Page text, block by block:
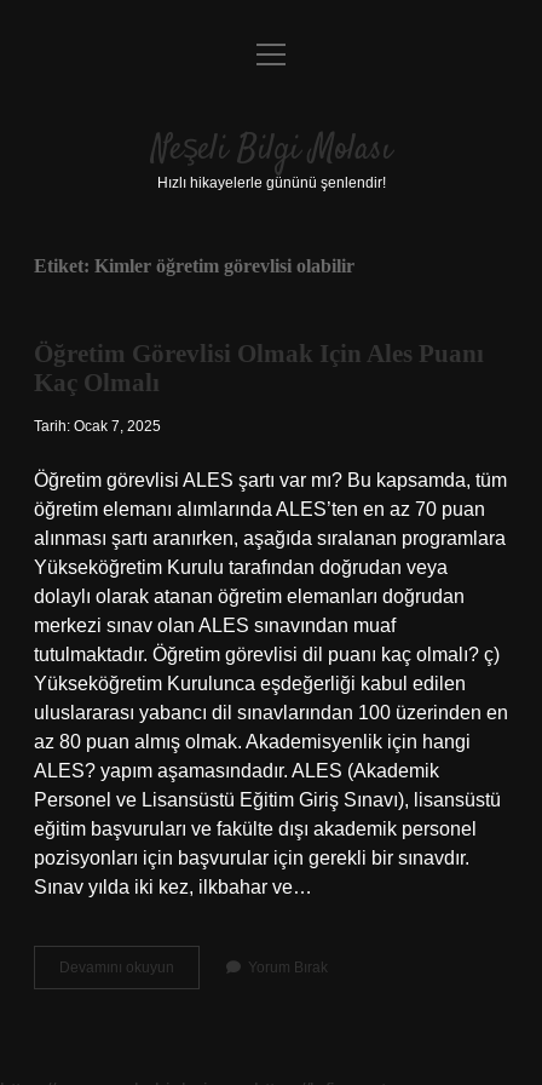
Anasayfa
Yasal Uyarı
menüyü
Neşeli Bilgi Molası
Hızlı hikayelerle gününü şenlendir!
Etiket: Kimler öğretim görevlisi olabilir
Öğretim Görevlisi Olmak Için Ales Puanı
Kaç Olmalı
Tarih: Ocak 7, 2025
Öğretim görevlisi ALES şartı var mı? Bu kapsamda, tüm
öğretim elemanı alımlarında ALES’ten en az 70 puan
alınması şartı aranırken, aşağıda sıralanan programlara
Yükseköğretim Kurulu tarafından doğrudan veya
dolaylı olarak atanan öğretim elemanları doğrudan
merkezi sınav olan ALES sınavından muaf
tutulmaktadır. Öğretim görevlisi dil puanı kaç olmalı? ç)
Yükseköğretim Kurulunca eşdeğerliği kabul edilen
uluslararası yabancı dil sınavlarından 100 üzerinden en
az 80 puan almış olmak. Akademisyenlik için hangi
ALES? yapım aşamasındadır. ALES (Akademik
Personel ve Lisansüstü Eğitim Giriş Sınavı), lisansüstü
eğitim başvuruları ve fakülte dışı akademik personel
pozisyonları için başvurular için gerekli bir sınavdır.
Sınav yılda iki kez, ilkbahar ve…
Devamını okuyun
Görevlisi
Yorum Bırak